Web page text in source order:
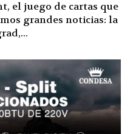
el juego de cartas que
grandes noticias: la